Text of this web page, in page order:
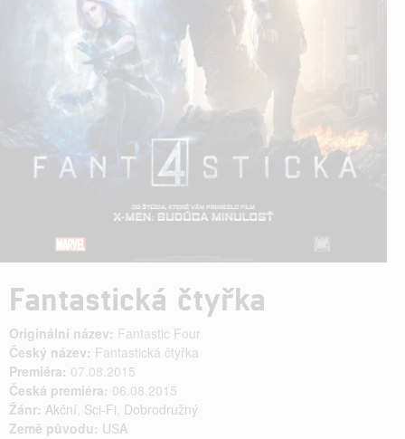
Fantastická čtyřka
Originální název: Fantastic Four
Český název: Fantastická čtyřka
Premiéra: 07.08.2015
Česká premiéra: 06.08.2015
Žánr: Akční, Sci-Fi, Dobrodružný
Země původu: USA